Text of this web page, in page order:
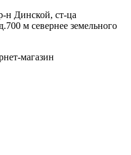
н Динской, ст-ца
м севернее земельного
магазин